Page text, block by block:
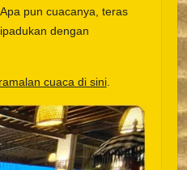
pun cuacanya, teras
dengan
ramalan cuaca di sini.